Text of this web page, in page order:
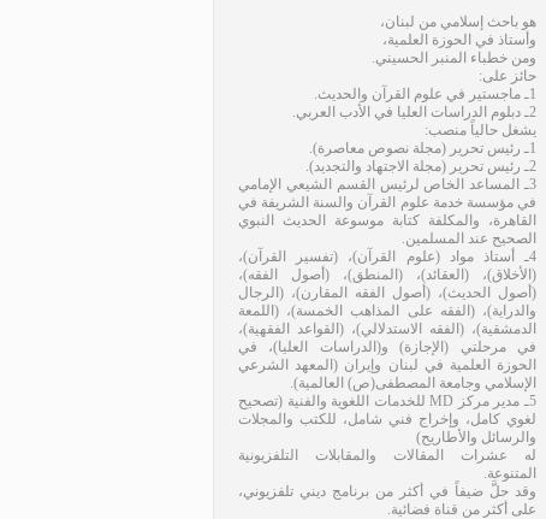
هو باحث إسلامي من لبنان،
وأستاذ في الحوزة العلمية،
ومن خطباء المنبر الحسيني.
حائز على:
1ـ ماجستير في علوم القرآن والحديث.
2ـ دبلوم الدراسات العليا في الأدب العربي.
يشغل حالياً منصب:
1ـ رئيس تحرير (مجلة نصوص معاصرة).
2ـ رئيس تحرير (مجلة الاجتهاد والتجديد).
3ـ المساعد الخاص لرئيس القسم الشيعي الإمامي
في مؤسسة خدمة علوم القرآن والسنة الشريفة في
القاهرة، والمكلفة كتابة موسوعة الحديث النبوي
الصحيح عند المسلمين.
4ـ أستاذ مواد (علوم القرآن)، (تفسير القرآن)،
(الأخلاق)، (العقائد)، (المنطق)، (أصول الفقه)،
(أصول الحديث)، (أصول الفقه المقارن)، (الرجال
والدراية)، (الفقه على المذاهب الخمسة)، (اللمعة
الدمشقية)، (الفقه الاستدلالي)، (القواعد الفقهية)،
في مرحلتي (الإجازة) و(الدراسات العليا)، في
الحوزة العلمية في لبنان وإيران (المعهد الشرعي
الإسلامي وجامعة المصطفى(ص) العالمية).
5ـ مدير مركز MD للخدمات اللغوية والفنية (تصحيح
لغوي كامل، وإخراج فني شامل، للكتب والمجلات
والرسائل والأطاريح)
له عشرات المقالات والمقابلات التلفزيونية
المتنوعة.
وقد حلَّ ضيفاً في أكثر من برنامج ديني تلفزيوني،
على أكثر من قناة فضائية.